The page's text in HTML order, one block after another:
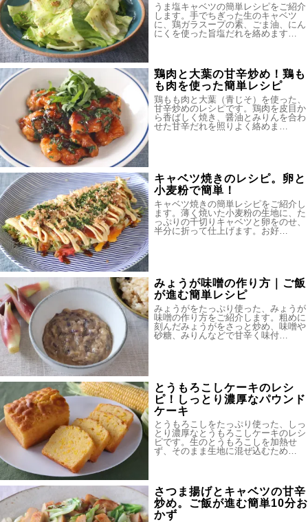
うま塩キャベツの簡単レシピをご紹介
します。手でちぎった生のキャベツ
に、鶏ガラスープの素、ごま油、にん
にくを使った旨塩だれを絡めます…
鶏肉と大葉の甘辛炒め！鶏も
も肉を使った簡単レシピ
鶏もも肉と大葉（青じそ）を使った、
甘辛炒めのレシピです。鶏肉を皮目か
ら香ばしく焼き、醤油とみりんを合わ
せた甘辛だれを照りよく絡めま…
キャベツ焼きのレシピ。卵と
小麦粉で簡単！
キャベツ焼きの簡単レシピをご紹介し
ます。薄く焼いた小麦粉の生地に、た
っぷりの千切りキャベツと卵をのせ、
半分に折って仕上げます。お好…
みょうが味噌の作り方｜ご飯
が進む簡単レシピ
みょうがをたっぷり使った、みょうが
味噌の作り方をご紹介します。粗めに
刻んだみょうがをさっと炒め、味噌や
砂糖、みりんなどで甘辛く味付…
とうもろこしケーキのレシ
ピ！しっとり濃厚なパウンド
ケーキ
とうもろこしをたっぷり使った、しっ
とり濃厚なとうもろこしケーキのレシ
ピです。生のとうもろこしを加熱せ
ず、そのまま生地に混ぜ込むため…
さつま揚げとキャベツの甘辛
炒め。ご飯が進む簡単10分お
かず